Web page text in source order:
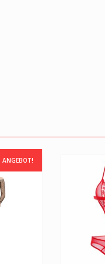
ANGEBOT!